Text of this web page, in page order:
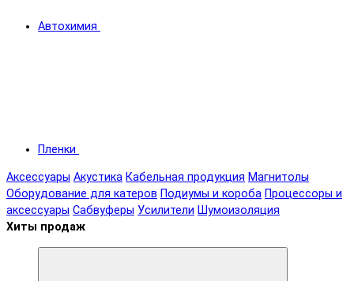
Автохимия
Пленки
Аксессуары Акустика Кабельная продукция Магнитолы
Оборудование для катеров Подиумы и короба Процессоры и
аксессуары Сабвуферы Усилители Шумоизоляция
Хиты продаж